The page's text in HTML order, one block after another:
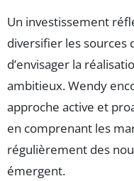
Un investissement
diversifier les sources
d’envisager la
ambitieux. Wendy
approche active et
en comprenant les
régulièrement des
émergent.